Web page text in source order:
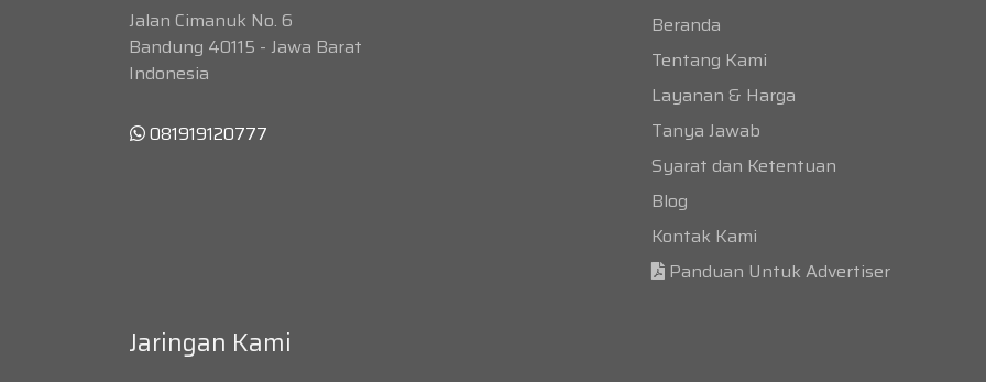
Jalan Cimanuk No. 6
Bandung 40115 - Jawa Barat
Indonesia
081919120777
Beranda
Tentang Kami
Layanan & Harga
Tanya Jawab
Syarat dan Ketentuan
Blog
Kontak Kami
Panduan Untuk Advertiser
Jaringan Kami